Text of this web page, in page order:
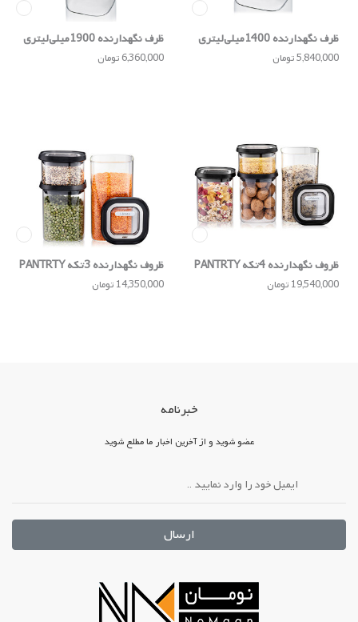
ظرف نگهدارنده 1400میلی‌لیتری
PANTRTY
5,840,000 تومان
ظرف نگهدارنده 1900میلی‌لیتری
PANTRTY
6,360,000 تومان
ظروف نگهدارنده 4تکه PANTRTY
19,540,000 تومان
ظروف نگهدارنده 3تکه PANTRTY
14,350,000 تومان
خبرنامه
عضو شوید و از آخرین اخبار ما مطلع شوید
ارسال